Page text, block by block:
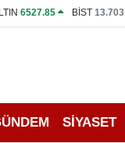
6527.85 BİST13.703
SİYASET